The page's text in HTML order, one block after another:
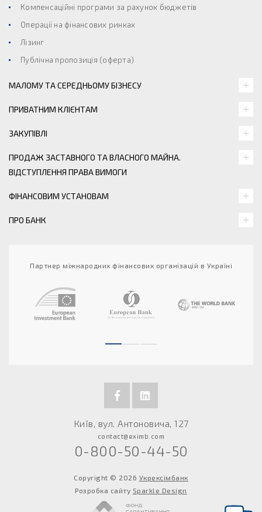
Компенсаційні програми за рахунок бюджетів
Операції на фінансових ринках
Лізинг
Публічна пропозиція (оферта)
МАЛОМУ ТА СЕРЕДНЬОМУ БІЗНЕСУ
ПРИВАТНИМ КЛІЄНТАМ
ЗАКУПІВЛІ
ПРОДАЖ ЗАСТАВНОГО ТА ВЛАСНОГО МАЙНА.
ВІДСТУПЛЕННЯ ПРАВА ВИМОГИ
ФІНАНСОВИМ УСТАНОВАМ
ПРО БАНК
Партнер міжнародних фінансових організацій в Україні
Київ, вул. Антоновича, 127
contact@eximb.com
0-800-50-44-50
Copyright © 2026 Укрексімбанк
Розробка сайту Sparkle Design